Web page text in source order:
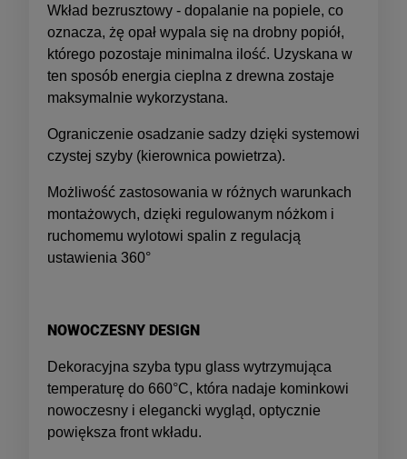
Wkład bezrusztowy - dopalanie na popiele, co
oznacza, żę opał wypala się na drobny popiół,
którego pozostaje minimalna ilość. Uzyskana w
ten sposób energia cieplna z drewna zostaje
maksymalnie wykorzystana.
Ograniczenie osadzanie sadzy dzięki systemowi
czystej szyby (kierownica powietrza).
Możliwość zastosowania w różnych warunkach
montażowych, dzięki regulowanym nóżkom i
ruchomemu wylotowi spalin z regulacją
ustawienia 360°
NOWOCZESNY DESIGN
Dekoracyjna szyba typu glass wytrzymująca
temperaturę do 660°C, która nadaje kominkowi
nowoczesny i elegancki wygląd, optycznie
powiększa front wkładu.